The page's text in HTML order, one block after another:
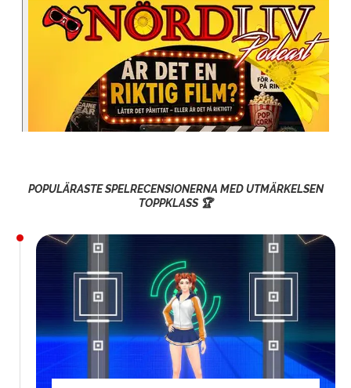
POPULÄRASTE SPELRECENSIONERNA MED UTMÄRKELSEN
TOPPKLASS 🏆